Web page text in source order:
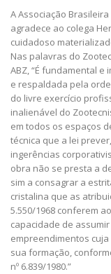
A Associação
agradece ao colega
cuidadoso
Nas palavras do
ABZ, “É fundamental
e respaldada pela
do livre exercício
inalienável do
em todos os espaços
técnica que a lei
ingerências
obra não se presta a
sim a consagrar a
cristalina que as
5.550/1968 conferem
capacidade de
empreendimentos
sua formação,
nº 6.839/1980.”